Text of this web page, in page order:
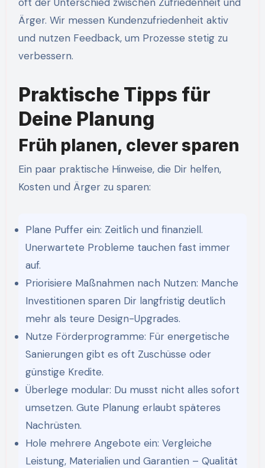
Ärger. Wir messen Kundenzufriedenheit aktiv
und nutzen Feedback, um Prozesse stetig zu
verbessern.
Praktische Tipps für
Deine Planung
Früh planen, clever sparen
Ein paar praktische Hinweise, die Dir helfen,
Kosten und Ärger zu sparen:
Plane Puffer ein: Zeitlich und finanziell.
Unerwartete Probleme tauchen fast immer
auf.
Priorisiere Maßnahmen nach Nutzen: Manche
Investitionen sparen Dir langfristig deutlich
mehr als teure Design-Upgrades.
Nutze Förderprogramme: Für energetische
Sanierungen gibt es oft Zuschüsse oder
günstige Kredite.
Überlege modular: Du musst nicht alles sofort
umsetzen. Gute Planung erlaubt späteres
Nachrüsten.
Hole mehrere Angebote ein: Vergleiche
Leistung, Materialien und Garantien – Qualität